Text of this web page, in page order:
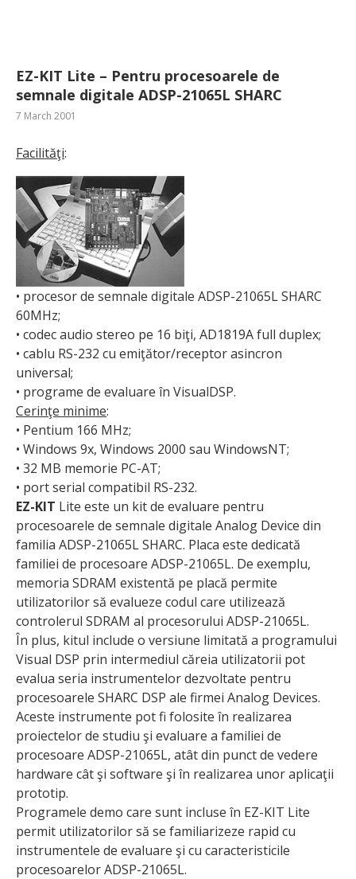
EZ-KIT Lite – Pentru procesoarele de
semnale digitale ADSP-21065L SHARC
7 March 2001
Facilităţi:
• procesor de semnale digitale ADSP-21065L SHARC
60MHz;
• codec audio stereo pe 16 biţi, AD1819A full duplex;
• cablu RS-232 cu emiţător/receptor asincron
universal;
• programe de evaluare în VisualDSP.
Cerinţe minime:
• Pentium 166 MHz;
• Windows 9x, Windows 2000 sau WindowsNT;
• 32 MB memorie PC-AT;
• port serial compatibil RS-232.
EZ-KIT Lite este un kit de evaluare pentru
procesoarele de semnale digitale Analog Device din
familia ADSP-21065L SHARC. Placa este dedicată
familiei de procesoare ADSP-21065L. De exemplu,
memoria SDRAM existentă pe placă permite
utilizatorilor să evalueze codul care utilizează
controlerul SDRAM al procesorului ADSP-21065L.
În plus, kitul include o versiune limitată a programului
Visual DSP prin intermediul căreia utilizatorii pot
evalua seria instrumentelor dezvoltate pentru
procesoarele SHARC DSP ale firmei Analog Devices.
Aceste instrumente pot fi folosite în realizarea
proiectelor de studiu şi evaluare a familiei de
procesoare ADSP-21065L, atât din punct de vedere
hardware cât şi software şi în realizarea unor aplicaţii
prototip.
Programele demo care sunt incluse în EZ-KIT Lite
permit utilizatorilor să se familiarizeze rapid cu
instrumentele de evaluare şi cu caracteristicile
procesoarelor ADSP-21065L.